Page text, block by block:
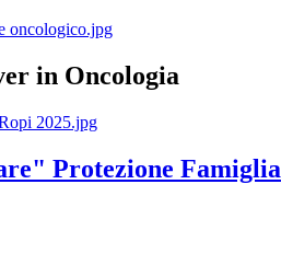
in Oncologia
Protezione Famiglia